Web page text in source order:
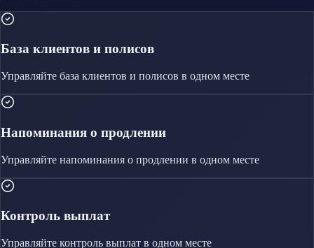
База клиентов и полисов
Управляйте база клиентов и полисов в одном месте
Напоминания о продлении
Управляйте напоминания о продлении в одном месте
Контроль выплат
Управляйте контроль выплат в одном месте